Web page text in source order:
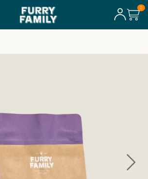
TILLVERKAT I SVERIGE